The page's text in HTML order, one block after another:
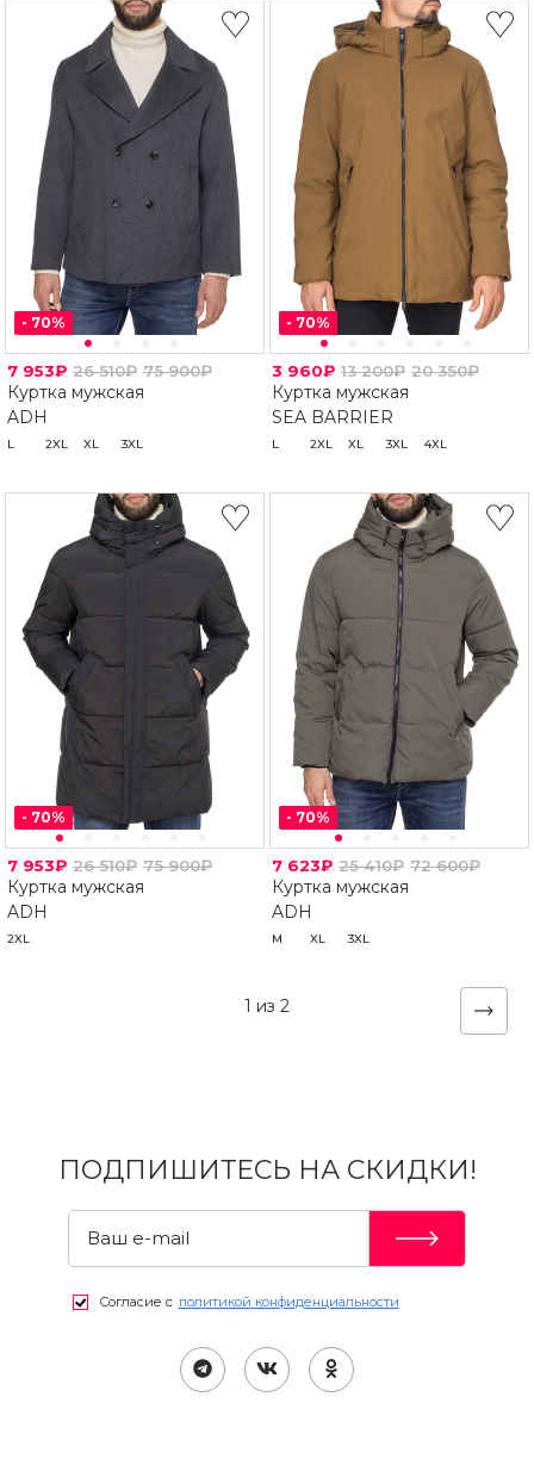
- 70%
7 953₽ 26 510₽ 75 900₽
Куртка мужская
ADH
L 2XL XL 3XL
- 70%
3 960₽ 13 200₽ 20 350₽
Куртка мужская
SEA BARRIER
L 2XL XL 3XL 4XL
- 70%
7 953₽ 26 510₽ 75 900₽
Куртка мужская
ADH
2XL
- 70%
7 623₽ 25 410₽ 72 600₽
Куртка мужская
ADH
M XL 3XL
1 из 2
ПОДПИШИТЕСЬ НА СКИДКИ!
Согласие с политикой конфиденциальности